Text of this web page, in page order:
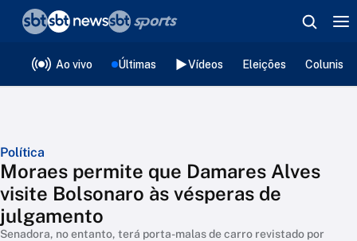
Ao vivo Últimas Vídeos Eleições
Política
Moraes permite que Damares Alves
visite Bolsonaro às vésperas de
julgamento
Senadora, no entanto, terá porta-malas de carro revistado por
❮voltar
Editorias